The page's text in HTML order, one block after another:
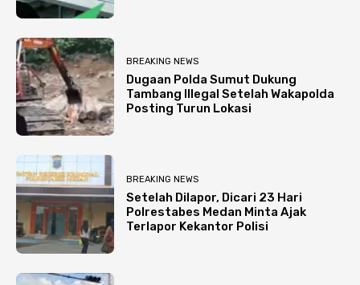
BREAKING NEWS
Dugaan Polda Sumut Dukung
Tambang Illegal Setelah Wakapolda
Posting Turun Lokasi
BREAKING NEWS
Setelah Dilapor, Dicari 23 Hari
Polrestabes Medan Minta Ajak
Terlapor Kekantor Polisi